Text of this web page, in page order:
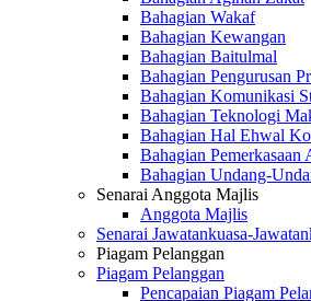
Bahagian Wakaf
Bahagian Kewangan
Bahagian Baitulmal
Bahagian Pengurusan
Bahagian Komunikasi
Bahagian Teknologi
Bahagian Hal Ehwal
Bahagian Pemerkasaan
Bahagian Undang-
Senarai Anggota Majlis
Anggota Majlis
Senarai Jawatankuasa-
Piagam Pelanggan
Piagam Pelanggan
Pencapaian Piagam